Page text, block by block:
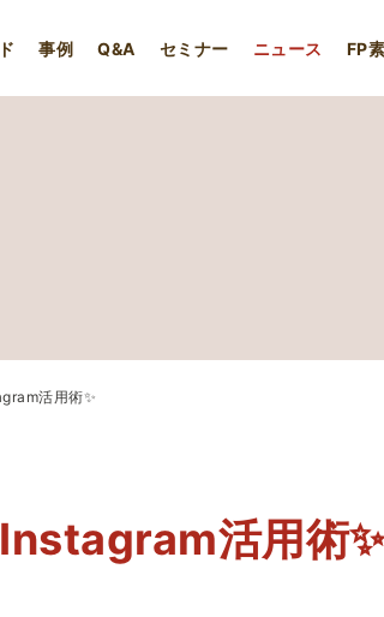
事例 Q&A セミナー ニュース FP
活用術✨
活用術